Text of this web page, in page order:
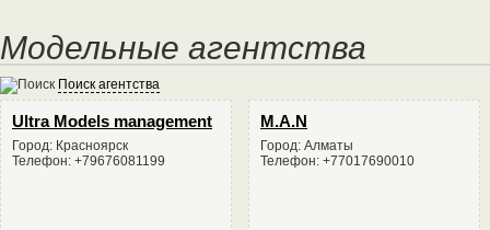
Модельные агентства
Поиск агентства
Ultra Models management
Город: Красноярск
Телефон: +79676081199
M.A.N
Город: Алматы
Телефон: +77017690010